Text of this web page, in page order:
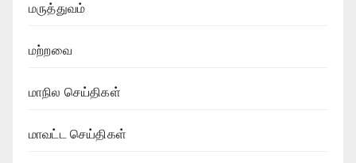
மருத்துவம்
மற்றவை
மாநில செய்திகள்
மாவட்ட செய்திகள்